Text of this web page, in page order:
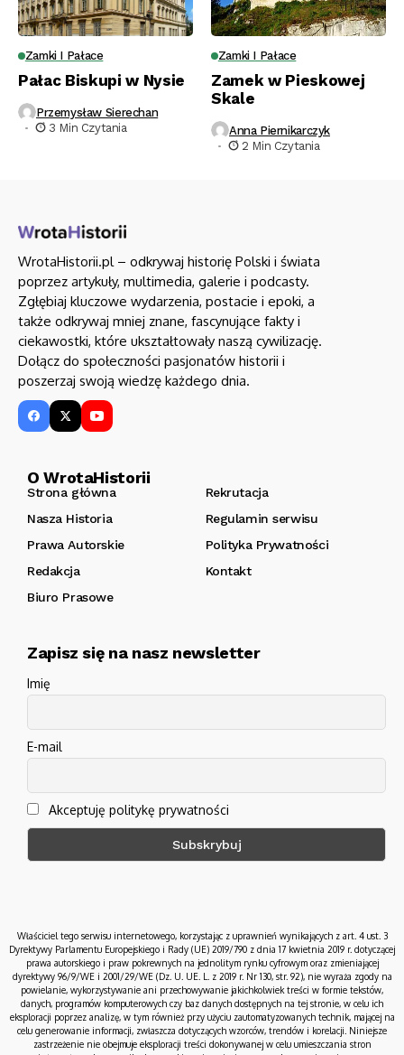
Zamki I Pałace
Pałac Biskupi w Nysie
Przemysław Sierechan
3 Min Czytania
Zamki I Pałace
Zamek w Pieskowej
Skale
Anna Piernikarczyk
2 Min Czytania
WrotaHistorii.pl – odkrywaj historię Polski i świata
poprzez artykuły, multimedia, galerie i podcasty.
Zgłębiaj kluczowe wydarzenia, postacie i epoki, a
także odkrywaj mniej znane, fascynujące fakty i
ciekawostki, które ukształtowały naszą cywilizację.
Dołącz do społeczności pasjonatów historii i
poszerzaj swoją wiedzę każdego dnia.
O WrotaHistorii
Strona główna
Rekrutacja
Nasza Historia
Regulamin serwisu
Prawa Autorskie
Polityka Prywatności
Redakcja
Kontakt
Biuro Prasowe
Zapisz się na nasz newsletter
Imię
E-mail
Akceptuję politykę prywatności
Właściciel tego serwisu internetowego, korzystając z uprawnień wynikających z art. 4 ust. 3
Dyrektywy Parlamentu Europejskiego i Rady (UE) 2019/790 z dnia 17 kwietnia 2019 r. dotyczącej
prawa autorskiego i praw pokrewnych na jednolitym rynku cyfrowym oraz zmieniającej
dyrektywy 96/9/WE i 2001/29/WE (Dz. U. UE. L. z 2019 r. Nr 130, str. 92), nie wyraża zgody na
powielanie, wykorzystywanie ani przechowywanie jakichkolwiek treści w formie tekstów,
danych, programów komputerowych czy baz danych dostępnych na tej stronie, w celu ich
eksploracji poprzez analizę, w tym również przy użyciu zautomatyzowanych technik, mającej na
celu generowanie informacji, zwłaszcza dotyczących wzorców, trendów i korelacji. Niniejsze
zastrzeżenie nie obejmuje eksploracji treści dokonywanej w celu umieszczania stron